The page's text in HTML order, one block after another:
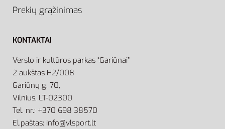
Prekių grąžinimas
KONTAKTAI
Verslo ir kultūros parkas “Gariūnai”
2 aukštas H2/008
Gariūnų g. 70,
Vilnius, LT-02300
Tel. nr.: +370 698 38570
El.paštas: info@vlsport.lt